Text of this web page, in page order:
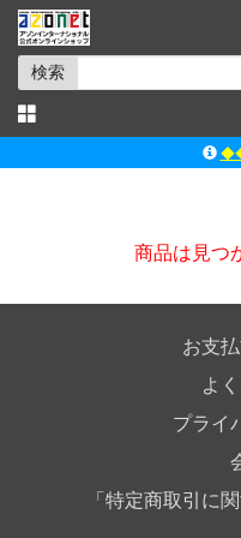
検索
ｱｿ
商品は見つ
お支
よ
プライ
「特定商取引に